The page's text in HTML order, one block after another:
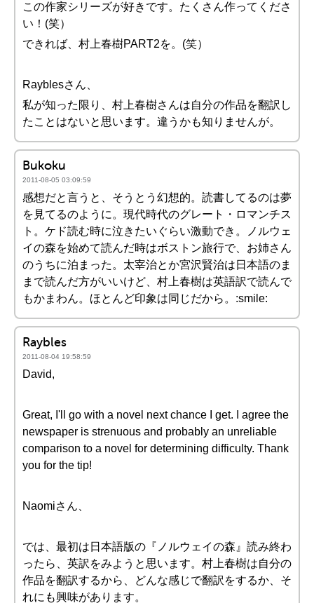
この作家シリーズが好きです。たくさん作ってくださ
い！(笑）
できれば、村上春樹PART2を。(笑）
Rayblesさん、
私が知った限り、村上春樹さんは自分の作品を翻訳し
たことはないと思います。違うかも知りませんが。
Bukoku
2011-08-05 03:09:59
感想だと言うと、そうとう幻想的。読書してるのは夢
を見てるのように。現代時代のグレート・ロマンチス
ト。ケド読む時に泣きたいぐらい激動でき。ノルウェ
イの森を始めて読んだ時はボストン旅行で、お姉さん
のうちに泊まった。太宰治とか宮沢賢治は日本語のま
まで読んだ方がいいけど、村上春樹は英語訳で読んで
もかまわん。ほとんど印象は同じだから。:smile:
Raybles
2011-08-04 19:58:59
David,
Great, I'll go with a novel next chance I get. I agree the
newspaper is strenuous and probably an unreliable
comparison to a novel for determining difficulty. Thank
you for the tip!
Naomiさん、
では、最初は日本語版の『ノルウェイの森』読み終わ
ったら、英訳をみようと思います。村上春樹は自分の
作品を翻訳するから、どんな感じで翻訳をするか、そ
れにも興味があります。